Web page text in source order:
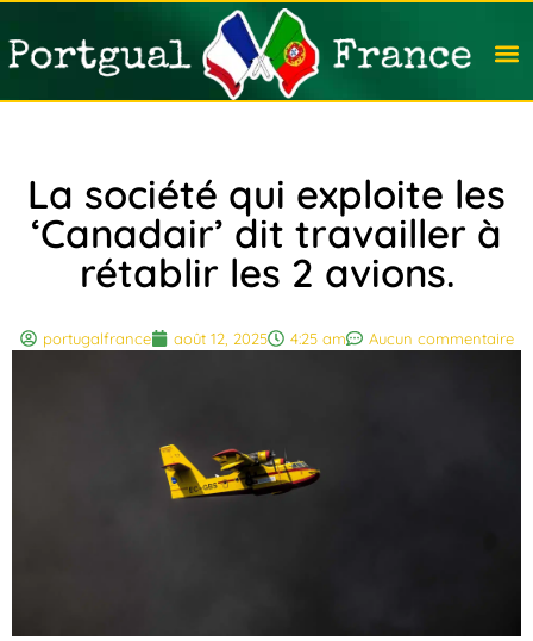
La société qui exploite les
‘Canadair’ dit travailler à
rétablir les 2 avions.
portugalfrance août 12, 2025 4:25 am Aucun commentaire